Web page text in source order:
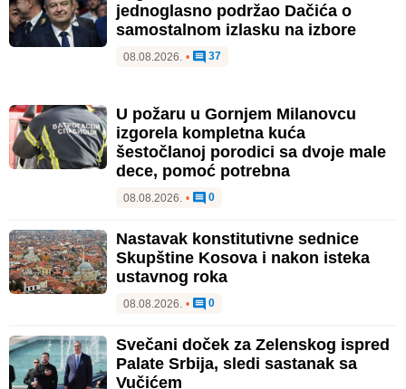
jednoglasno podržao Dačića o
samostalnom izlasku na izbore
08.08.2026. • 37
U požaru u Gornjem Milanovcu
izgorela kompletna kuća
šestočlanoj porodici sa dvoje male
dece, pomoć potrebna
08.08.2026. • 0
Nastavak konstitutivne sednice
Skupštine Kosova i nakon isteka
ustavnog roka
08.08.2026. • 0
Svečani doček za Zelenskog ispred
Palate Srbija, sledi sastanak sa
Vučićem